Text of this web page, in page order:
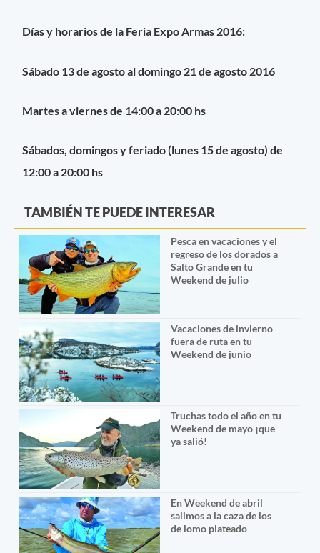
Días y horarios de la Feria Expo Armas 2016:
Sábado 13 de agosto al domingo 21 de agosto 2016
Martes a viernes de 14:00 a 20:00 hs
Sábados, domingos y feriado (lunes 15 de agosto) de
12:00 a 20:00 hs
TAMBIÉN TE PUEDE INTERESAR
Pesca en vacaciones y el
regreso de los dorados a
Salto Grande en tu
Weekend de julio
Vacaciones de invierno
fuera de ruta en tu
Weekend de junio
Truchas todo el año en tu
Weekend de mayo ¡que
ya salió!
En Weekend de abril
salimos a la caza de los
de lomo plateado